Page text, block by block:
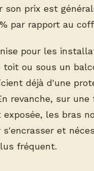
son prix est
par rapport au
pour les
toit ou sous un
déjà d'une
revanche, sur une
les bras
et
fréquent.